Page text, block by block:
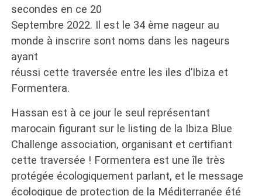
secondes en ce 20
Septembre 2022. Il est le 34 ème nageur au
monde à inscrire sont noms dans les nageurs
ayant
réussi cette traversée entre les iles d’Ibiza et
Formentera.
Hassan est à ce jour le seul représentant
marocain figurant sur le listing de la Ibiza Blue
Challenge association, organisant et certifiant
cette traversée ! Formentera est une île très
protégée écologiquement parlant, et le message
écologique de protection de la Méditerranée été